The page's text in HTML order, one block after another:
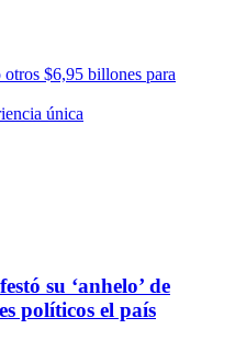
$6,95 billones para
única
su ‘anhelo’ de
políticos el país